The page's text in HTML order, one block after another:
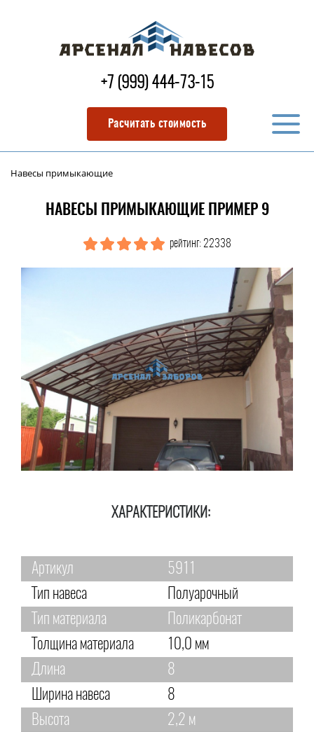
+7 (999) 444-73-15
Расчитать стоимость
Навесы примыкающие
НАВЕСЫ ПРИМЫКАЮЩИЕ ПРИМЕР 9
рейтинг: 22338
ХАРАКТЕРИСТИКИ:
Артикул
5911
Тип навеса
Полуарочный
Тип материала
Поликарбонат
Толщина материала
10,0 мм
Длина
8
Ширина навеса
8
Высота
2,2 м